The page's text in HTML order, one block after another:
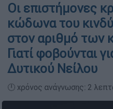
Οι επιστήμονες
κώδωνα του
στον αριθμό των
Γιατί φοβούνται
Δυτικού Νείλου
🕛 χρόνος ανάγνωσης: 2